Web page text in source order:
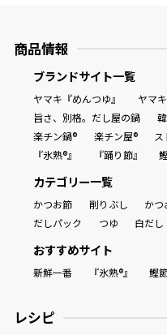
商品情報
ブランドサイト一覧
ヤマキ『めんつゆ』
ヤマ
旨さ、別格。だし屋の鍋
楽チン鍋®
楽チン屋®
『氷熟®』
『踊り節』
カテゴリー一覧
かつお節 削りぶし かつ
だしパック
つゆ 白だし
おすすめサイト
新鮮一番 『氷熟®』 鰹
レシピ